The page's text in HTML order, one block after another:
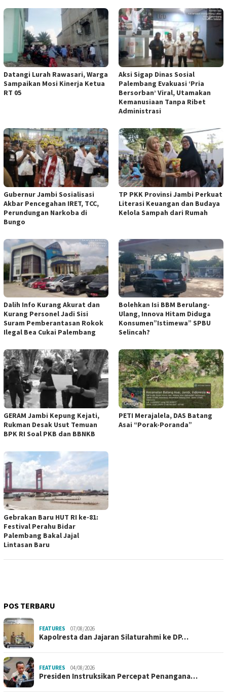
Datangi Lurah Rawasari, Warga
Sampaikan Mosi Kinerja Ketua
RT 05
Aksi Sigap Dinas Sosial
Palembang Evakuasi ‘Pria
Bersorban’ Viral, Utamakan
Kemanusiaan Tanpa Ribet
Administrasi
Gubernur Jambi Sosialisasi
Akbar Pencegahan IRET, TCC,
Perundungan Narkoba di
Bungo
TP PKK Provinsi Jambi Perkuat
Literasi Keuangan dan Budaya
Kelola Sampah dari Rumah
Dalih Info Kurang Akurat dan
Kurang Personel Jadi Sisi
Suram Pemberantasan Rokok
Ilegal Bea Cukai Palembang
Bolehkan Isi BBM Berulang-
Ulang, Innova Hitam Diduga
Konsumen”Istimewa” SPBU
Selincah?
GERAM Jambi Kepung Kejati,
Rukman Desak Usut Temuan
BPK RI Soal PKB dan BBNKB
PETI Merajalela, DAS Batang
Asai “Porak-Poranda”
Gebrakan Baru HUT RI ke-81:
Festival Perahu Bidar
Palembang Bakal Jajal
Lintasan Baru
POS TERBARU
FEATURES 07/08/2026
Kapolresta dan Jajaran Silaturahmi ke DP…
FEATURES 04/08/2026
Presiden Instruksikan Percepat Penangana…